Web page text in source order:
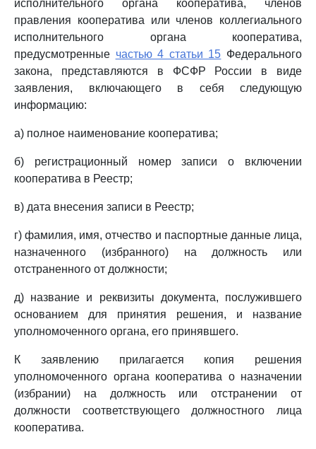
исполнительного органа кооператива, членов
правления кооператива или членов коллегиального
исполнительного органа кооператива,
предусмотренные частью 4 статьи 15 Федерального
закона, представляются в ФСФР России в виде
заявления, включающего в себя следующую
информацию:
а) полное наименование кооператива;
б) регистрационный номер записи о включении
кооператива в Реестр;
в) дата внесения записи в Реестр;
г) фамилия, имя, отчество и паспортные данные лица,
назначенного (избранного) на должность или
отстраненного от должности;
д) название и реквизиты документа, послужившего
основанием для принятия решения, и название
уполномоченного органа, его принявшего.
К заявлению прилагается копия решения
уполномоченного органа кооператива о назначении
(избрании) на должность или отстранении от
должности соответствующего должностного лица
кооператива.